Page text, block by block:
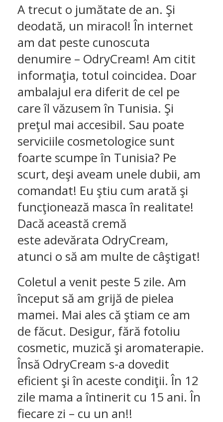
A trecut o jumătate de an. Şi
deodată, un miracol! În internet
am dat peste cunoscuta
denumire – OdryCream! Am citit
informaţia, totul coincidea. Doar
ambalajul era diferit de cel pe
care îl văzusem în Tunisia. Şi
preţul mai accesibil. Sau poate
serviciile cosmetologice sunt
foarte scumpe în Tunisia? Pe
scurt, deşi aveam unele dubii, am
comandat! Eu ştiu cum arată şi
funcţionează masca în realitate!
Dacă această cremă
este adevărata OdryCream,
atunci o să am multe de câştigat!
Coletul a venit peste 5 zile. Am
început să am grijă de pielea
mamei. Mai ales că ştiam ce am
de făcut. Desigur, fără fotoliu
cosmetic, muzică şi aromaterapie.
Însă OdryCream s-a dovedit
eficient şi în aceste condiţii. În 12
zile mama a întinerit cu 15 ani. În
fiecare zi – cu un an!!